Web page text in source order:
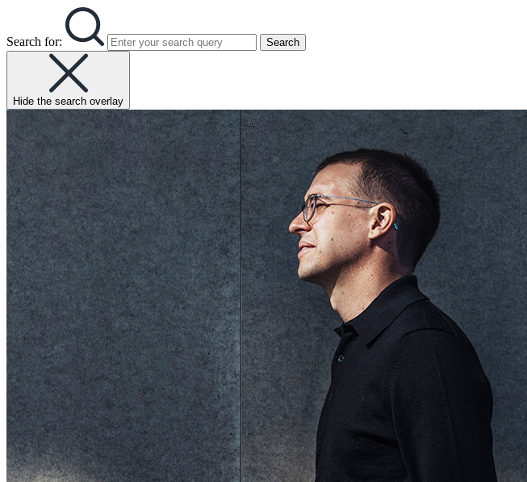
Search for: Search
Hide the search overlay